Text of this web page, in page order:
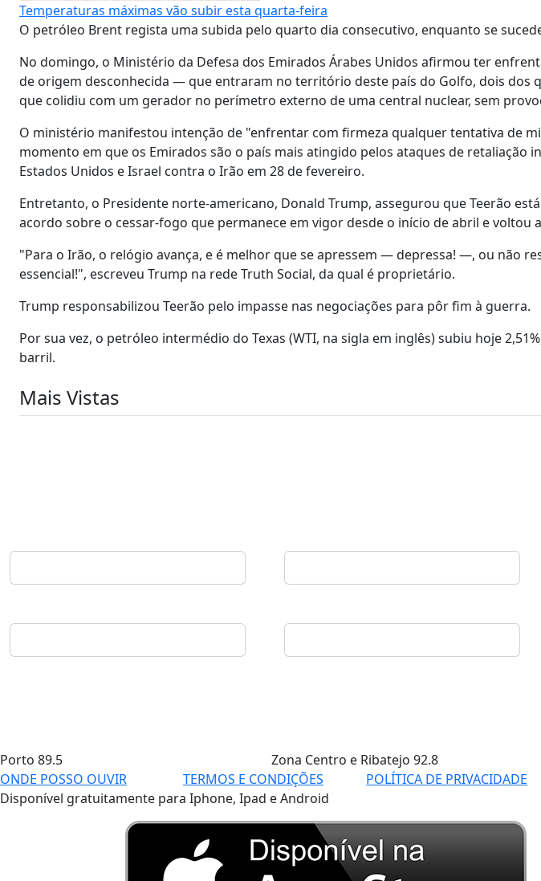
Temperaturas máximas vão subir esta quarta-feira
O petróleo Brent regista uma subida pelo quarto dia consecutivo, enquanto se
No domingo, o Ministério da Defesa dos Emirados Árabes Unidos afirmou ter
de origem desconhecida — que entraram no território deste país do Golfo, dois dos
que colidiu com um gerador no perímetro externo de uma central nuclear, sem
O ministério manifestou intenção de "enfrentar com firmeza qualquer tentativa de
momento em que os Emirados são o país mais atingido pelos ataques de retaliação
Estados Unidos e Israel contra o Irão em 28 de fevereiro.
Entretanto, o Presidente norte-americano, Donald Trump, assegurou que Teerão
acordo sobre o cessar-fogo que permanece em vigor desde o início de abril e voltou
"Para o Irão, o relógio avança, e é melhor que se apressem — depressa! —, ou não
essencial!", escreveu Trump na rede Truth Social, da qual é proprietário.
Trump responsabilizou Teerão pelo impasse nas negociações para pôr fim à guerra.
Por sua vez, o petróleo intermédio do Texas (WTI, na sigla em inglês) subiu hoje
barril.
Mais Vistas
Porto 89.5 Zona Centro e Ribatejo 92.8
ONDE POSSO OUVIR
TERMOS E CONDIÇÕES POLÍTICA DE PRIVACIDADE
Disponível gratuitamente para Iphone, Ipad e Android